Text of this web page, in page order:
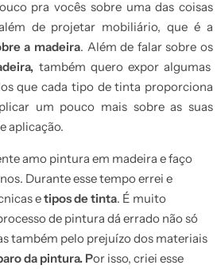
pra vocês sobre uma das coisas
de projetar mobiliário, que é a
a madeira. Além de falar sobre os
também quero expor algumas
que cada tipo de tinta proporciona
um pouco mais sobre as suas
aplicação.
amo pintura em madeira e faço
Durante esse tempo errei e
etipos de tinta. É muito
de pintura dá errado não só
também pelo prejuízo dos materiais
da pintura. Por isso, criei esse